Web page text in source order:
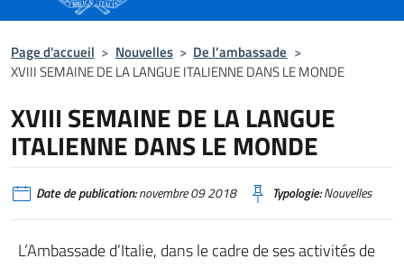
Page d'accueil > Nouvelles > De l’ambassade >
XVIII SEMAINE DE LA LANGUE ITALIENNE DANS LE MONDE
XVIII SEMAINE DE LA LANGUE
ITALIENNE DANS LE MONDE
Date de publication:novembre 09 2018 Typologie:Nouvelles
L’Ambassade d’Italie, dans le cadre de ses activités de